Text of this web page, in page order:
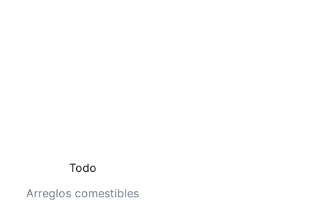
Arreglos comestibles
Todo